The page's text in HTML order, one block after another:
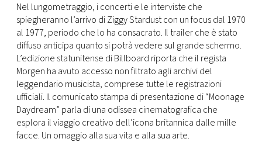
Nel lungometraggio, i concerti e le interviste che
spiegheranno l’arrivo di Ziggy Stardust con un focus dal 1970
al 1977, periodo che lo ha consacrato. Il trailer che è stato
diffuso anticipa quanto si potrà vedere sul grande schermo.
L’edizione statunitense di Billboard riporta che il regista
Morgen ha avuto accesso non filtrato agli archivi del
leggendario musicista, comprese tutte le registrazioni
ufficiali. Il comunicato stampa di presentazione di “Moonage
Daydream” parla di una odissea cinematografica che
esplora il viaggio creativo dell’icona britannica dalle mille
facce. Un omaggio alla sua vita e alla sua arte.